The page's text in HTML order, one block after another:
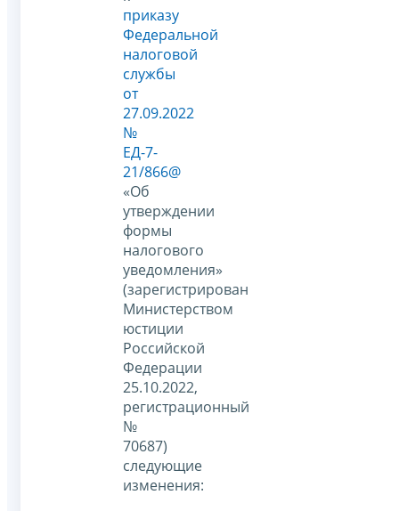
приказу
Федеральной
налоговой
службы
от
27.09.2022
№
ЕД-7-
21/866@
«Об
утверждении
формы
налогового
уведомления»
(зарегистрирован
Министерством
юстиции
Российской
Федерации
25.10.2022,
регистрационный
№
70687)
следующие
изменения: